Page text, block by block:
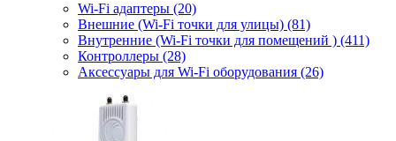
Wi-Fi адаптеры (20)
Внешние (Wi-Fi точки для улицы) (81)
Внутренние (Wi-Fi точки для помещений ) (411)
Контроллеры (28)
Аксессуары для Wi-Fi оборудования (26)